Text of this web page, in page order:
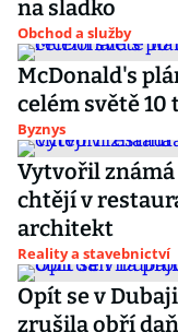
na sladko
Obchod a služby
McDonald's
celém světě
Byznys
Vytvořil známá
chtějí v
architekt
Reality a stavebnictví
Opít se v
zrušila obří